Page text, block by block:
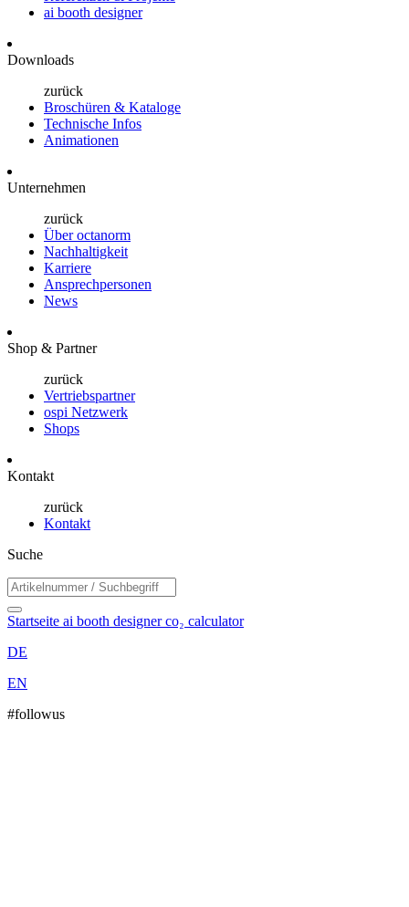
ai booth designer
Downloads
zurück
Broschüren & Kataloge
Technische Infos
Animationen
Unternehmen
zurück
Über octanorm
Nachhaltigkeit
Karriere
Ansprechpersonen
News
Shop & Partner
zurück
Vertriebspartner
ospi Netzwerk
Shops
Kontakt
zurück
Kontakt
Suche
Startseite ai booth designerco₂ calculator
DE
EN
#followus